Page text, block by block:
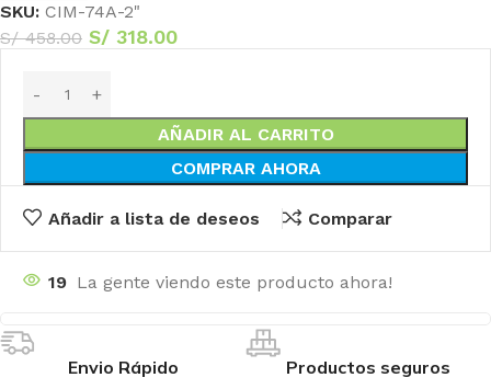
SKU: CIM-74A-2"
S/458.00 S/ 318.00
AÑADIR AL CARRITO
COMPRAR AHORA
Añadir a lista de deseos Comparar
19 La gente viendo este producto ahora!
Envio Rápido Productos seguros